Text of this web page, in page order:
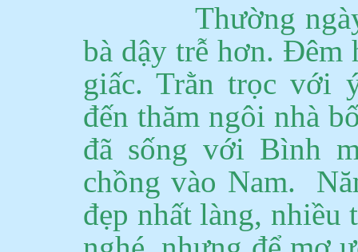
Thường
bà dậy trễ hơn. Đêm
giấc. Trằn trọc với
đến thăm ngôi nhà
đã sống với Bình
chồng vào Nam.
đẹp nhất làng, nhiều